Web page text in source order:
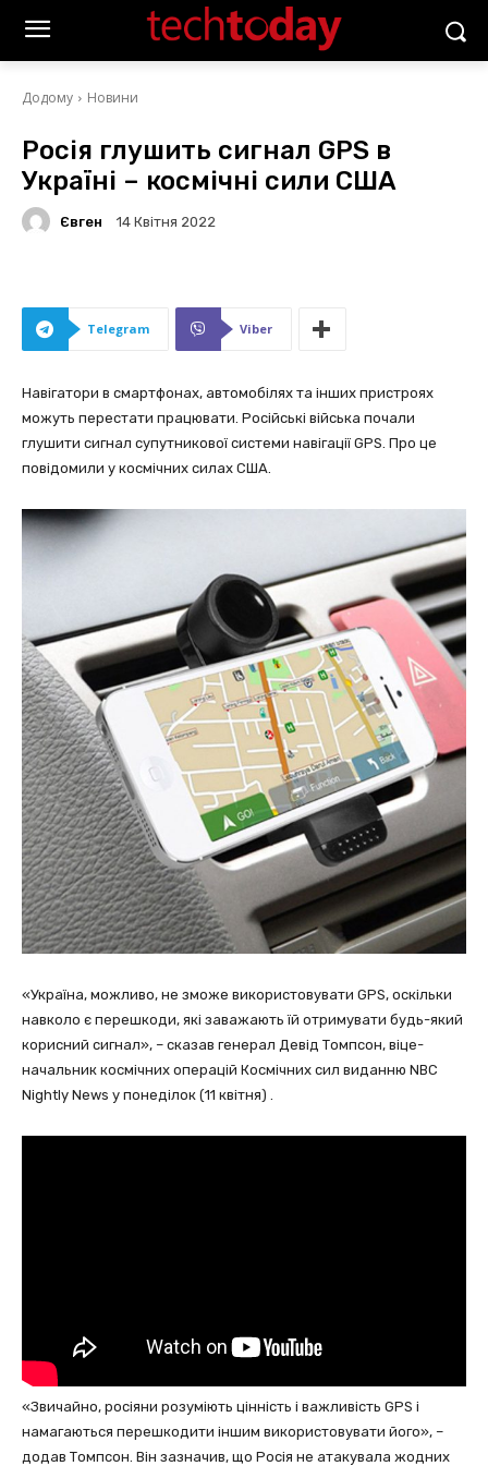
Додому Новини
Росія глушить сигнал GPS в
Україні – космічні сили США
Євген 14 Квітня 2022
Telegram Viber
Навігатори в смартфонах, автомобілях та інших пристроях
можуть перестати працювати. Російські війська почали
глушити сигнал супутникової системи навігації GPS. Про це
повідомили у космічних силах США.
«Україна, можливо, не зможе використовувати GPS, оскільки
навколо є перешкоди, які заважають їй отримувати будь-який
корисний сигнал», – сказав генерал Девід Томпсон, віце-
начальник космічних операцій Космічних сил виданню NBC
Nightly News у понеділок (11 квітня) .
«Звичайно, росіяни розуміють цінність і важливість GPS і
намагаються перешкодити іншим використовувати його», –
додав Томпсон. Він зазначив, що Росія не атакувала жодних